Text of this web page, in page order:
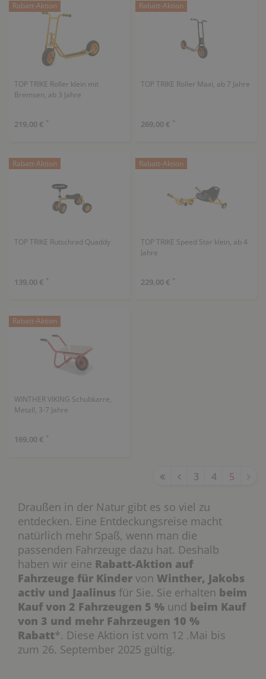
Rabatt-Aktion
TOP TRIKE Roller klein mit
Bremsen, ab 3 Jahre
219,00 € *
Rabatt-Aktion
TOP TRIKE Roller Maxi, ab 7 Jahre
269,00 € *
Rabatt-Aktion
TOP TRIKE Rutschrad Quaddy
139,00 € *
Rabatt-Aktion
TOP TRIKE Speed Star klein, ab 4
Jahre
229,00 € *
Rabatt-Aktion
WINTHER VIKING Schubkarre,
Metall, 3-7 Jahre
169,00 € *
3 4 5
Draußen in der Natur gibt es so viel zu
entdecken. Eine Entdeckungsreise macht
natürlich mehr Spaß, wenn man die
passenden Fahrzeuge dazu hat. Deshalb
haben wir eine Rabatt-Aktion auf
Fahrzeuge für Kinder von Winther, Jakobs
activ und Jaalinus für Sie. Sie erhalten beim
Kauf von 2 Fahrzeugen 5 % und beim Kauf
von 3 und mehr Fahrzeugen 10 %
Rabatt*. Diese Aktion ist vom 12 .Mai bis
zum 26. September 2025 gültig.